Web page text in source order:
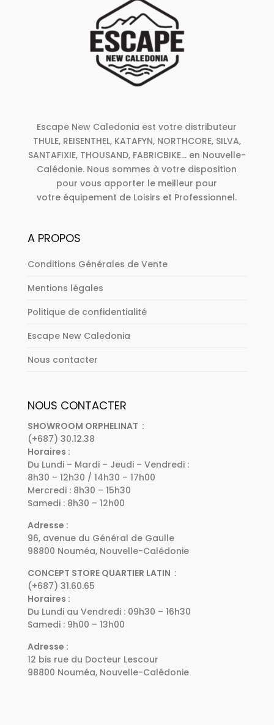
Escape New Caledonia est votre distributeur
THULE, REISENTHEL, KATAFYN, NORTHCORE, SILVA,
SANTAFIXIE, THOUSAND, FABRICBIKE... en Nouvelle-
Calédonie. Nous sommes à votre disposition
pour vous apporter le meilleur pour
votre équipement de Loisirs et Professionnel.
A PROPOS
Conditions Générales de Vente
Mentions légales
Politique de confidentialité
Escape New Caledonia
Nous contacter
NOUS CONTACTER
SHOWROOM ORPHELINAT :
(+687) 30.12.38
Horaires :
Du Lundi – Mardi – Jeudi – Vendredi :
8h30 – 12h30 / 14h30 – 17h00
Mercredi : 8h30 – 15h30
Samedi : 8h30 – 12h00
Adresse :
96, avenue du Général de Gaulle
98800 Nouméa, Nouvelle-Calédonie
CONCEPT STORE QUARTIER LATIN :
(+687) 31.60.65
Horaires :
Du Lundi au Vendredi : 09h30 – 16h30
Samedi : 9h00 – 13h00
Adresse :
12 bis rue du Docteur Lescour
98800 Nouméa, Nouvelle-Calédonie